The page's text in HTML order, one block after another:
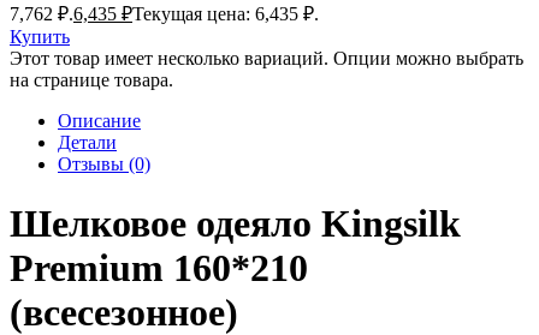
7,762 ₽.6,435 ₽Текущая цена: 6,435 ₽.
Купить
Этот товар имеет несколько вариаций. Опции можно выбрать
на странице товара.
Описание
Детали
Отзывы (0)
Шелковое одеяло Kingsilk
Premium 160*210
(всесезонное)